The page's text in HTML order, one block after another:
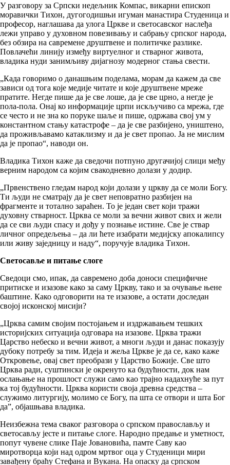
У разговору за Српски недељник Компас, викарни епископ
моравички Тихон, дугогодишњи игуман манастира Студеница и
професор, наглашава да улога Цркве и светосавског наслеђа
лежи управо у духовном повезивању и сабрању српског народа,
без обзира на савремене друштвене и политичке разлике.
Повлачећи линију између виртуелног и стварног живота,
владика нуди занимљиву дијагнозу модерног стања свести.
„Када говоримо о данашњим поделама, морам да кажем да све
зависи од тога које медије читате и које друштвене мреже
пратите. Негде пише да је све лоше, да је све црно, а негде је
пола-пола. Онај ко информације црпи искључиво са мрежа, где
се често и не зна ко поруке шаље и пише, одржава свој ум у
константном стању катастрофе – да је све разбијено, уништено,
да проживљавамо катаклизму и да је свет пропао. Ја не мислим
да је пропао“, наводи он.
Владика Тихон каже да сведочи потпуно другачијој слици међу
верним народом са којим свакодневно долази у додир.
„Првенствено гледам народ који долази у цркву да се моли Богу.
Ти људи не сматрају да је свет неповратно разбијен на
фрагменте и тотално зараћен. То је један свет који тражи
духовну стварност. Црква се моли за вечни живот свих и жели
да се сви људи спасу и дођу у познање истине. Све је ствар
личног опредељења – да ли ћете изабрати медијску апокалипсу
или живу заједницу и наду“, поручује владика Тихон.
Светосавље и питање слоге
Сведоци смо, ипак, да савремено доба доноси специфичне
притиске и изазове како за саму Цркву, тако и за очување њене
баштине. Како одговорити на те изазове, а остати доследан
својој исконској мисији?
„Црква самим својим постојањем и издржавањем тешких
историјских ситуација одговара на изазове. Црква тражи
Царство небеско и вечни живот, а многи људи и данас показују
дубоку потребу за тим. Идеја и жеља Цркве је да се, како каже
Откровење, овај свет преобрази у Царство Божије. Све што
Црква ради, суштински је окренуто ка будућности, док нам
ослањање на прошлост служи само као трајно надахнуће за пут
ка тој будућности. Црква користи своја древна средства –
служимо литургију, молимо се Богу, па шта се отвори и шта Бог
да”, објашњава владика.
Неизбежна тема сваког разговора о српском православљу и
светосављу јесте и питање слоге. Народно предање и уметност,
попут чувене слике Паје Јовановића, памте Саву као
миротворца који над одром мртвог оца у Студеници мири
завађену браћу Стефана и Вукана. На опаску да српском